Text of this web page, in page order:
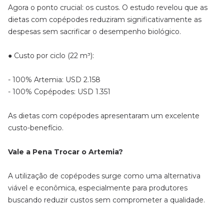
Agora o ponto crucial: os custos. O estudo revelou que as
dietas com copépodes reduziram significativamente as
despesas sem sacrificar o desempenho biológico.
● Custo por ciclo (22 m³):
- 100% Artemia: USD 2.158
- 100% Copépodes: USD 1.351
As dietas com copépodes apresentaram um excelente
custo-benefício.
Vale a Pena Trocar o Artemia?
A utilização de copépodes surge como uma alternativa
viável e econômica, especialmente para produtores
buscando reduzir custos sem comprometer a qualidade.